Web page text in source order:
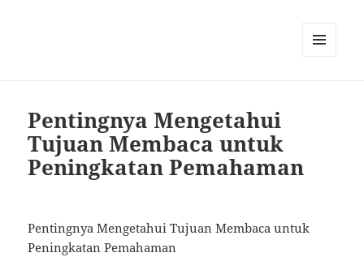
Pentingnya Mengetahui
Tujuan Membaca untuk
Peningkatan Pemahaman
Pentingnya Mengetahui Tujuan Membaca untuk
Peningkatan Pemahaman